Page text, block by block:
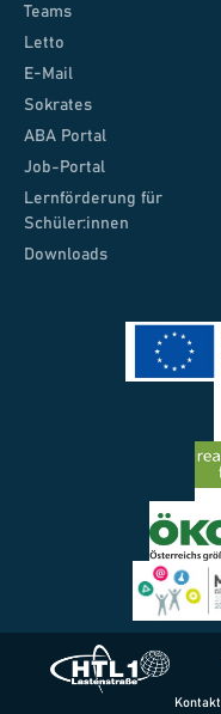
Teams
Letto
E-Mail
Sokrates
ABA Portal
Job-Portal
Lernförderung für
Schüler:innen
Downloads
Kontakt